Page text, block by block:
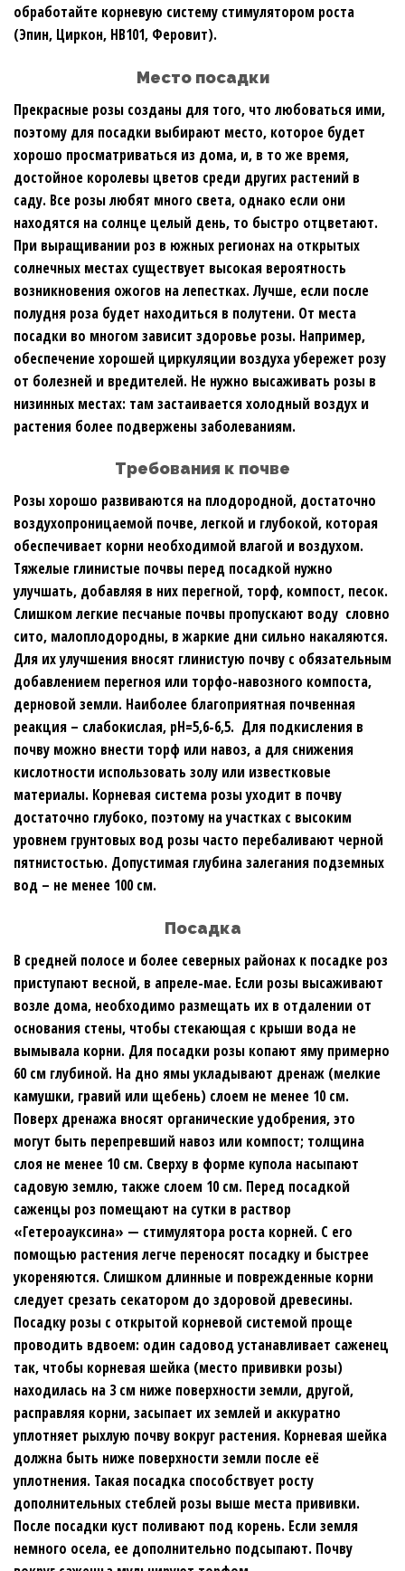
обработайте корневую систему стимулятором роста
(Эпин, Циркон, НВ101, Феровит).
Место посадки
Прекрасные розы созданы для того, что любоваться ими,
поэтому для посадки выбирают место, которое будет
хорошо просматриваться из дома, и, в то же время,
достойное королевы цветов среди других растений в
саду. Все розы любят много света, однако если они
находятся на солнце целый день, то быстро отцветают.
При выращивании роз в южных регионах на открытых
солнечных местах существует высокая вероятность
возникновения ожогов на лепестках. Лучше, если после
полудня роза будет находиться в полутени. От места
посадки во многом зависит здоровье розы. Например,
обеспечение хорошей циркуляции воздуха убережет розу
от болезней и вредителей. Не нужно высаживать розы в
низинных местах: там застаивается холодный воздух и
растения более подвержены заболеваниям.
Требования к почве
Розы хорошо развиваются на плодородной, достаточно
воздухопроницаемой почве, легкой и глубокой, которая
обеспечивает корни необходимой влагой и воздухом.
Тяжелые глинистые почвы перед посадкой нужно
улучшать, добавляя в них перегной, торф, компост, песок.
Слишком легкие песчаные почвы пропускают воду словно
сито, малоплодородны, в жаркие дни сильно накаляются.
Для их улучшения вносят глинистую почву с обязательным
добавлением перегноя или торфо-навозного компоста,
дерновой земли. Наиболее благоприятная почвенная
реакция – слабокислая, рН=5,6-6,5. Для подкисления в
почву можно внести торф или навоз, а для снижения
кислотности использовать золу или известковые
материалы. Корневая система розы уходит в почву
достаточно глубоко, поэтому на участках с высоким
уровнем грунтовых вод розы часто перебаливают черной
пятнистостью. Допустимая глубина залегания подземных
вод – не менее 100 см.
Посадка
В средней полосе и более северных районах к посадке роз
приступают весной, в апреле-мае. Если розы высаживают
возле дома, необходимо размещать их в отдалении от
основания стены, чтобы стекающая с крыши вода не
вымывала корни. Для посадки розы копают яму примерно
60 см глубиной. На дно ямы укладывают дренаж (мелкие
камушки, гравий или щебень) слоем не менее 10 см.
Поверх дренажа вносят органические удобрения, это
могут быть перепревший навоз или компост; толщина
слоя не менее 10 см. Сверху в форме купола насыпают
садовую землю, также слоем 10 см. Перед посадкой
саженцы роз помещают на сутки в раствор
«Гетероауксина» — стимулятора роста корней. С его
помощью растения легче переносят посадку и быстрее
укореняются. Слишком длинные и поврежденные корни
следует срезать секатором до здоровой древесины.
Посадку розы с открытой корневой системой проще
проводить вдвоем: один садовод устанавливает саженец
так, чтобы корневая шейка (место прививки розы)
находилась на 3 см ниже поверхности земли, другой,
расправляя корни, засыпает их землей и аккуратно
уплотняет рыхлую почву вокруг растения. Корневая шейка
должна быть ниже поверхности земли после её
уплотнения. Такая посадка способствует росту
дополнительных стеблей розы выше места прививки.
После посадки куст поливают под корень. Если земля
немного осела, ее дополнительно подсыпают. Почву